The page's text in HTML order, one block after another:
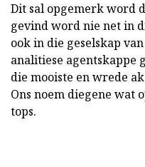
Dit sal opgemerk word
gevind word nie net in
ook in die geselskap
analitiese agentskappe
die mooiste en wrede
Ons noem diegene wat
tops.